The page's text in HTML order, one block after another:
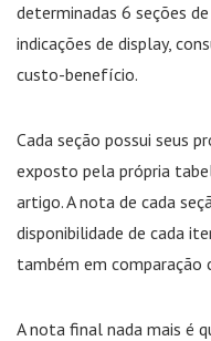
determinadas 6 seções
indicações de display,
custo-benefício.
Cada seção possui seus
exposto pela própria
artigo. A nota de cada
disponibilidade de cada
também em comparação
A nota final nada mais é